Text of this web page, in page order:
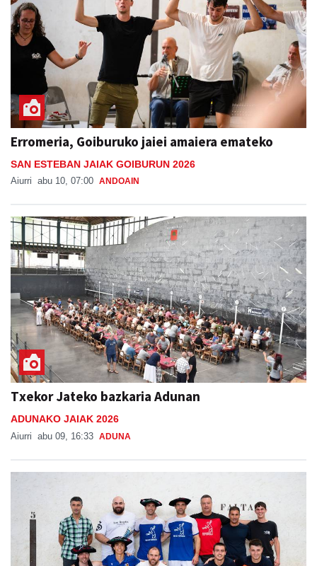
Erromeria, Goiburuko jaiei amaiera emateko
SAN ESTEBAN JAIAK GOIBURUN 2026
Aiurri abu 10, 07:00 ANDOAIN
Txekor Jateko bazkaria Adunan
ADUNAKO JAIAK 2026
Aiurri abu 09, 16:33 ADUNA